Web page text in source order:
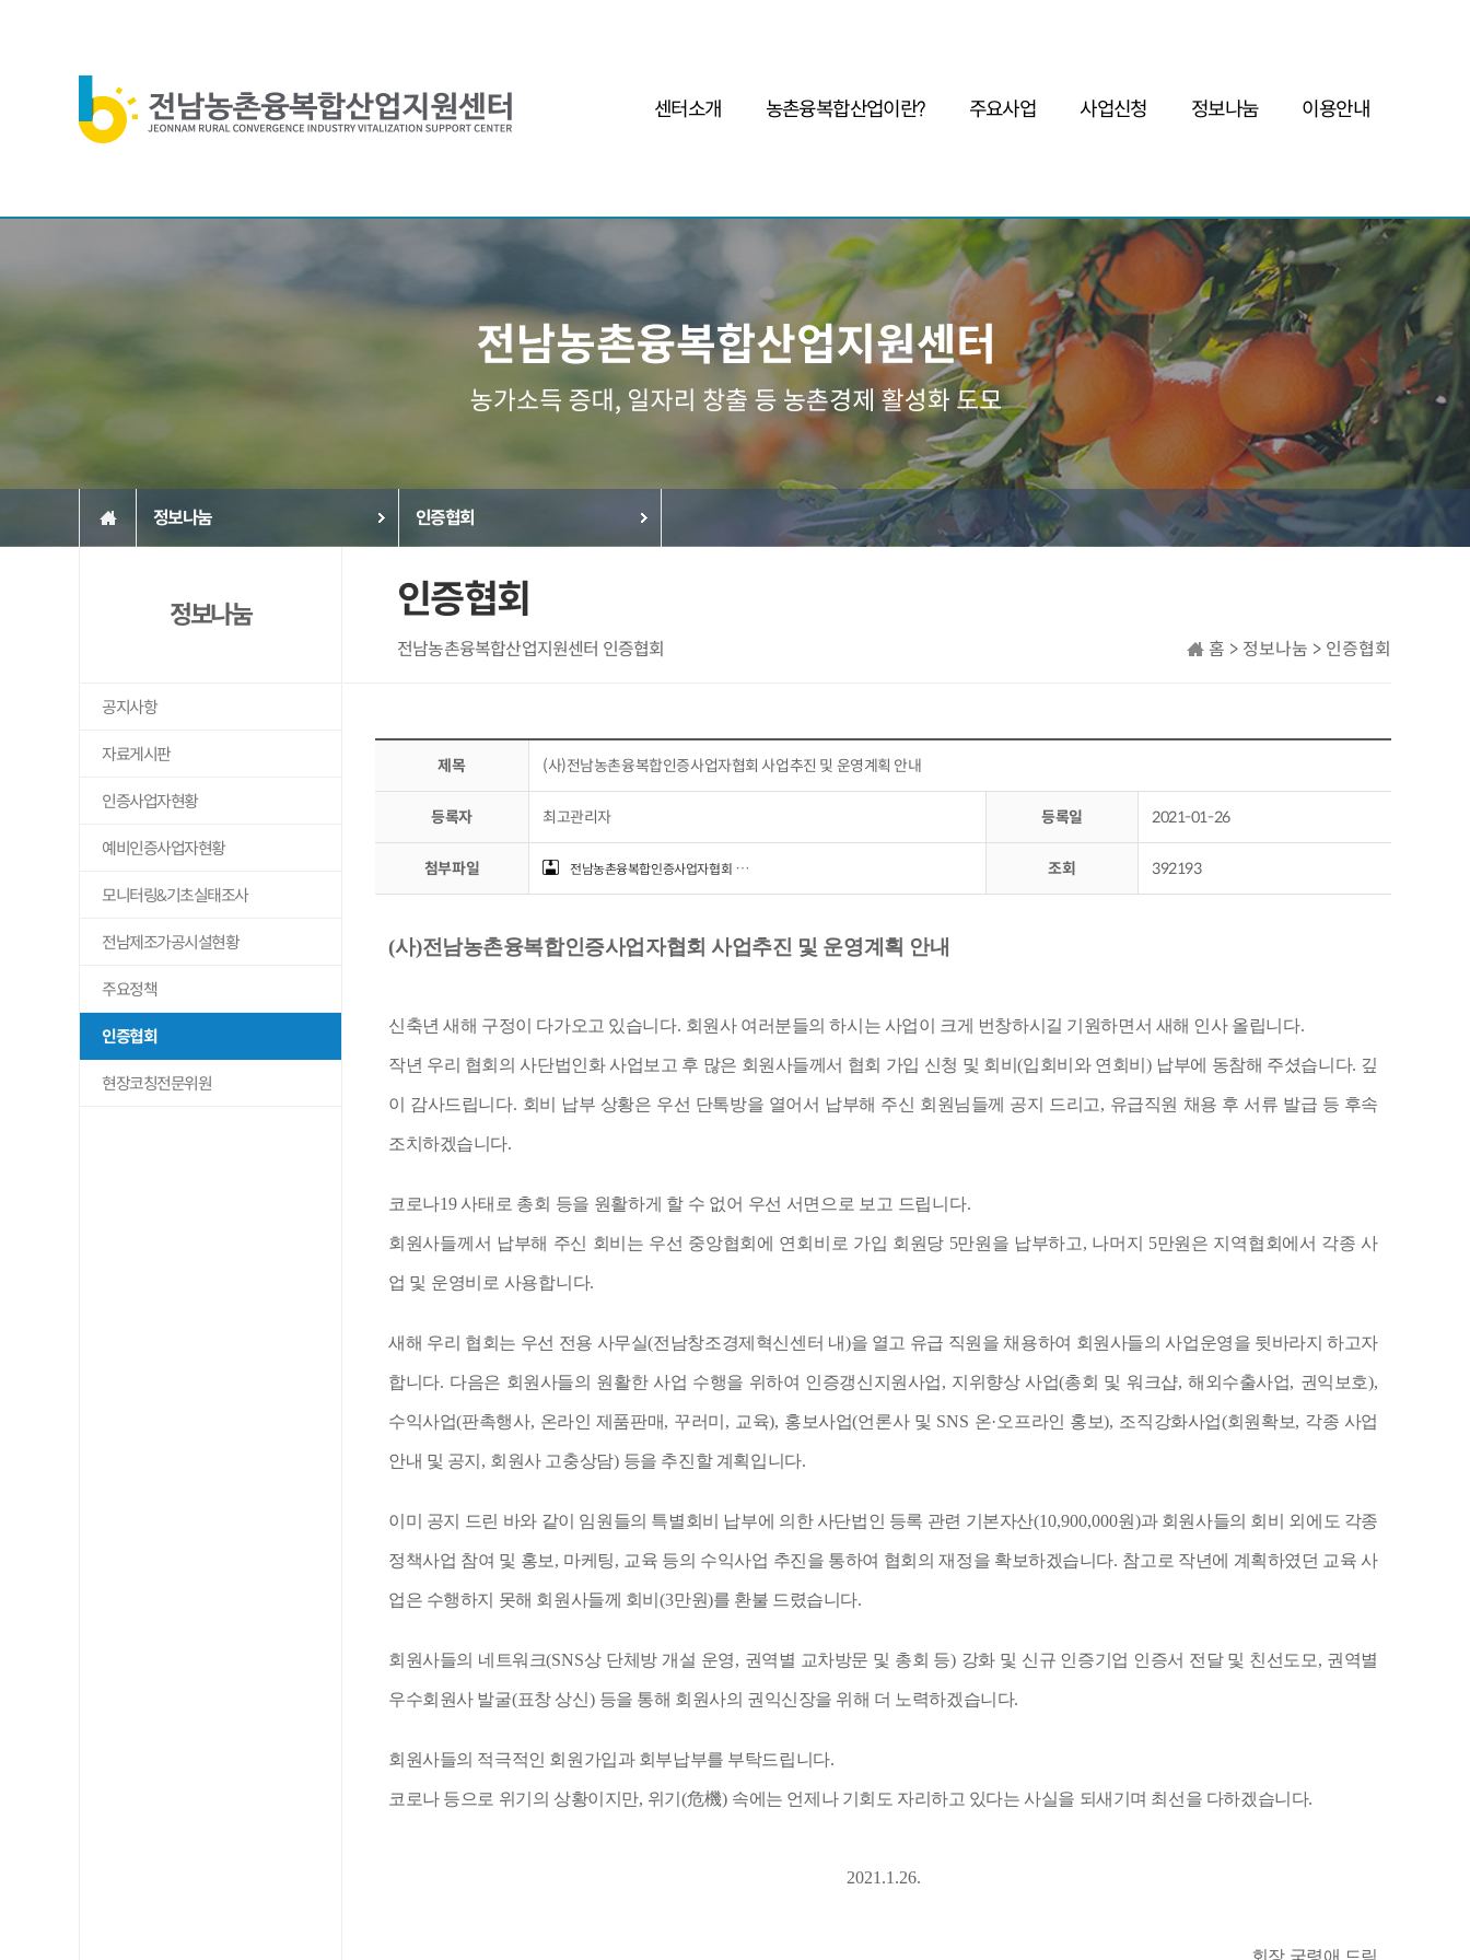
센터소개
목표 및 기본방향
관련기관
농촌융복합산업이란?
왜 농촌융복합산업인가?
성공사례
주요제품
체험 및 관광명소
주요사업
현장코칭
판로지원
기초실태조사
제조가공시설디렉토리구축
사업신청
현장코칭
안테나숍&판매플랫폼
인증사업자교육
기타사업신청
정보나눔
자료게시판
인증사업자현황
예비인증사업자현황
모니터링&기초실태조사
전남제조가공시설현황
주요정책
인증협회
현장코칭전문위원
이용안내
Q&A
사이트맵
개인정보보호정책
서비스이용약관
정보나눔 인증협회
정보나눔
공지사항
자료게시판
인증사업자현황
예비인증사업자현황
모니터링&기초실태조사
전남제조가공시설현황
주요정책
인증협회
현장코칭전문위원
인증협회
전남농촌융복합산업지원센터 인증협회 홈 > 정보나눔 > 인증협회
제목 (사)전남농촌융복합인증사업자협회 사업추진 및 운영계획 안내
등록자 최고관리자 등록일 2021-01-26
첨부파일 전남농촌융복합인증사업자협회 사업추진 및 운영계획 안내.hwp (84992 Byte) 조회 392193
(사)전남농촌융복합인증사업자협회 사업추진 및 운영계획 안내
신축년 새해 구정이 다가오고 있습니다. 회원사 여러분들의 하시는 사업이 크게 번창하시길 기원하면서 새해 인사 올립니다.
작년 우리 협회의 사단법인화 사업보고 후 많은 회원사들께서 협회 가입 신청 및 회비(입회비와 연회비) 납부에 동참해 주셨습니다. 깊
이 감사드립니다. 회비 납부 상황은 우선 단톡방을 열어서 납부해 주신 회원님들께 공지 드리고, 유급직원 채용 후 서류 발급 등 후속
조치하겠습니다.
코로나19 사태로 총회 등을 원활하게 할 수 없어 우선 서면으로 보고 드립니다.
회원사들께서 납부해 주신 회비는 우선 중앙협회에 연회비로 가입 회원당 5만원을 납부하고, 나머지 5만원은 지역협회에서 각종 사
업 및 운영비로 사용합니다.
새해 우리 협회는 우선 전용 사무실(전남창조경제혁신센터 내)을 열고 유급 직원을 채용하여 회원사들의 사업운영을 뒷바라지 하고자
합니다. 다음은 회원사들의 원활한 사업 수행을 위하여 인증갱신지원사업, 지위향상 사업(총회 및 워크샵, 해외수출사업, 권익보호),
수익사업(판촉행사, 온라인 제품판매, 꾸러미 , 교육), 홍보사업(언론사 및 SNS 온·오프라인 홍보), 조직강화사업(회원확보, 각종 사업
안내 및 공지 , 회원사 고충상담) 등을 추진할 계획입니다.
이미 공지 드린 바와 같이 임원들의 특별회비 납부에 의한 사단법인 등록 관련 기본자산(10,900,000원)과 회원사들의 회비 외에도 각종
정책사업 참여 및 홍보 , 마케팅, 교육 등의 수익사업 추진을 통하여 협회의 재정을 확보하겠습니다. 참고로 작년에 계획하였던 교육 사
업은 수행하지 못해 회원사들께 회비(3만원)를 환불 드렸습니다.
회원사들의 네트워크(SNS상 단체방 개설 운영, 권역별 교차방문 및 총회 등) 강화 및 신규 인증기업 인증서 전달 및 친선도모 , 권역별
우수회원사 발굴(표창 상신 ) 등을 통해 회원사의 권익신장을 위해 더 노력하겠습니다.
회원사들의 적극적인 회원가입과 회부납부를 부탁드립니다.
코로나 등으로 위기의 상황이지만, 위기(危機) 속에는 언제나 기회도 자리하고 있다는 사실을 되새기며 최선을 다하겠습니다.
2021.1.26.
회장 국령애 드림